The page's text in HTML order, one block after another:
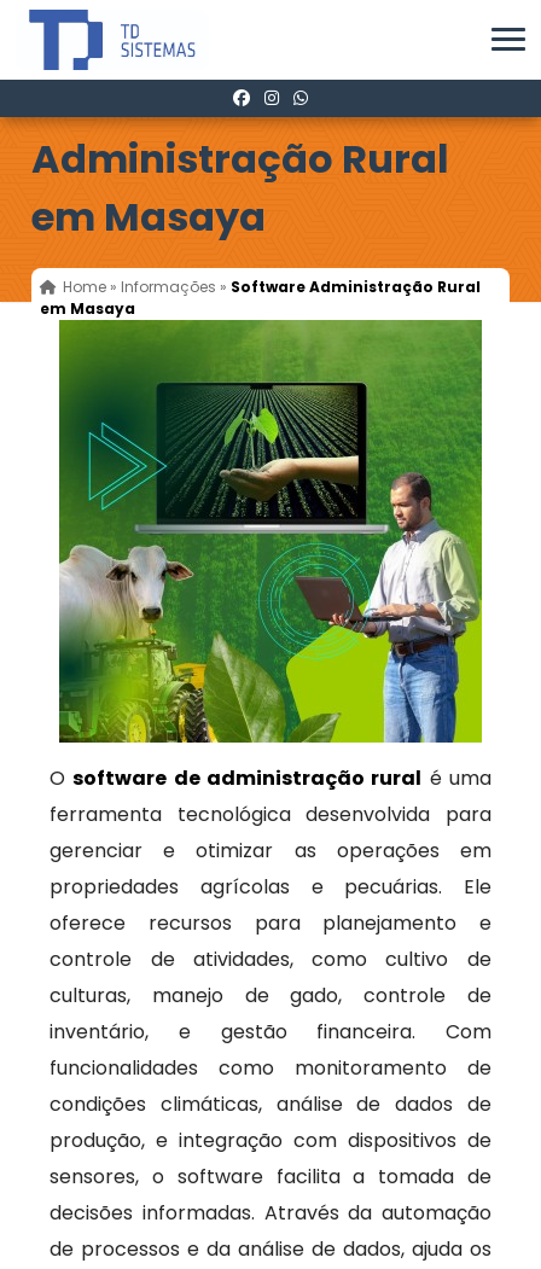
Administração Rural
em Masaya
Home » Informações » Software Administração Rural
em Masaya
Osoftware de administração rural é uma
ferramenta tecnológica desenvolvida para
gerenciar e otimizar as operações em
propriedades agrícolas e pecuárias. Ele
oferece recursos para planejamento e
controle de atividades, como cultivo de
culturas, manejo de gado, controle de
inventário, e gestão financeira. Com
funcionalidades como monitoramento de
condições climáticas, análise de dados de
produção, e integração com dispositivos de
sensores, o software facilita a tomada de
decisões informadas. Através da automação
de processos e da análise de dados, ajuda os